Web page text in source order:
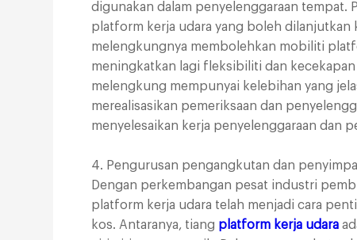
digunakan dalam penyelenggaraan tempat.
platform kerja udara yang boleh dilanjutkan
melengkungnya membolehkan mobiliti
meningkatkan lagi fleksibiliti dan
melengkung mempunyai kelebihan yang
merealisasikan pemeriksaan dan
menyelesaikan kerja penyelenggaraan dan
4. Pengurusan pengangkutan dan
Dengan perkembangan pesat industri
platform kerja udara telah menjadi cara
kos. Antaranya, tiang platform kerja udara